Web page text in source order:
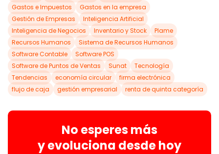
Gastos e Impuestos
Gastos en la empresa
Gestión de Empresas
Inteligencia Artificial
Inteligencia de Negocios
Inventario y Stock
Plame
Recursos Humanos
Sistema de Recursos Humanos
Software Contable
Software POS
Software de Puntos de Ventas
Sunat
Tecnología
Tendencias
economía circular
firma electrónica
flujo de caja
gestión empresarial renta de quinta categoría
No esperes más
yevoluciona desde hoy